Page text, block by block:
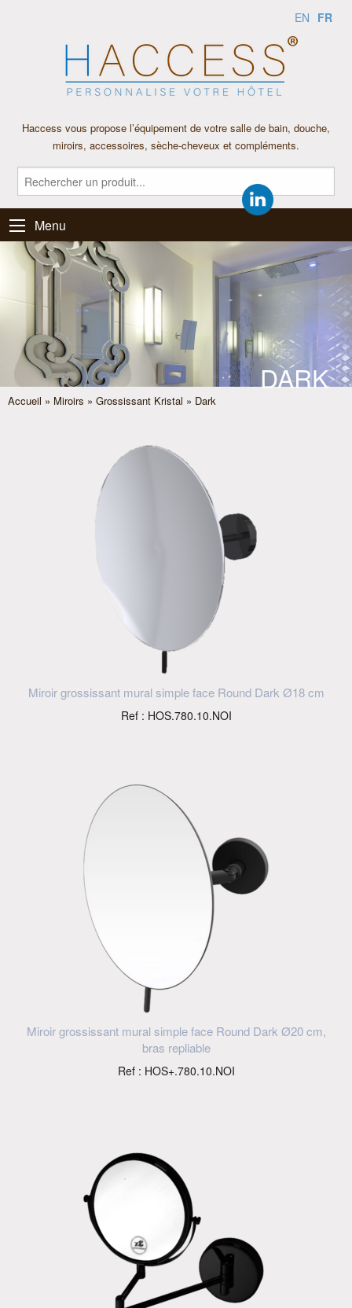
EN FR
Haccess vous propose l’équipement de votre salle de bain, douche,
miroirs, accessoires, sèche-cheveux et compléments.
Menu
DARK
Accueil » Miroirs » Grossissant Kristal » Dark
Miroir grossissant mural simple face Round Dark Ø18 cm
Ref : HOS.780.10.NOI
Miroir grossissant mural simple face Round Dark Ø20 cm,
bras repliable
Ref : HOS+.780.10.NOI